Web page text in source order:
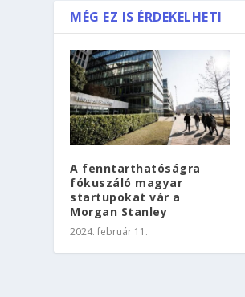
MÉG EZ IS ÉRDEKELHETI
A fenntarthatóságra
fókuszáló magyar
startupokat vár a
Morgan Stanley
2024. február 11.